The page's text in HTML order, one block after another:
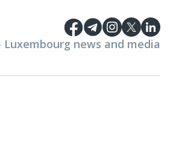
Luxembourg news and media